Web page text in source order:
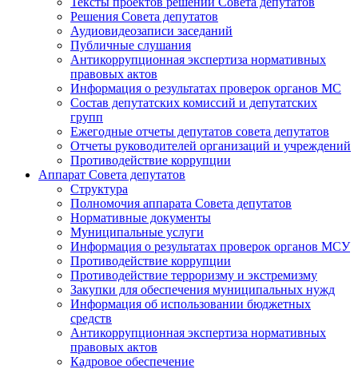
Решения Совета депутатов
Аудиовидеозаписи заседаний
Публичные слушания
Антикоррупционная экспертиза нормативных
правовых актов
Информация о результатах проверок органов МС
Состав депутатских комиссий и депутатских
групп
Ежегодные отчеты депутатов совета депутатов
Отчеты руководителей организаций и учреждений
Противодействие коррупции
Аппарат Совета депутатов
Структура
Полномочия аппарата Совета депутатов
Нормативные документы
Муниципальные услуги
Информация о результатах проверок органов МСУ
Противодействие коррупции
Противодействие терроризму и экстремизму
Закупки для обеспечения муниципальных нужд
Информация об использовании бюджетных
средств
Антикоррупционная экспертиза нормативных
правовых актов
Кадровое обеспечение